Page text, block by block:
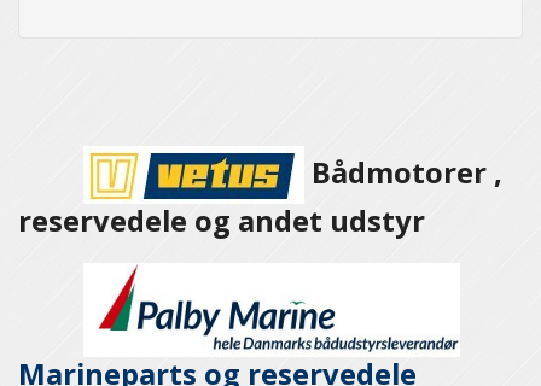
Bådmotorer ,
reservedele og andet udstyr
Marineparts og reservedele